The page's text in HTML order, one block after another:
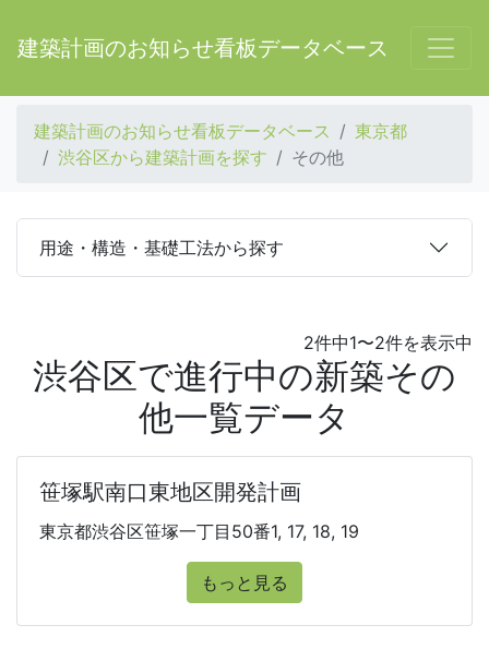
建築計画のお知らせ看板データベース
建築計画のお知らせ看板データベース
東京都
渋谷区から建築計画を探す
その他
用途・構造・基礎工法から探す
2件中1〜2件を表示中
渋谷区で進行中の新築その
他一覧データ
笹塚駅南口東地区開発計画
東京都渋谷区笹塚一丁目50番1, 17, 18, 19
もっと見る